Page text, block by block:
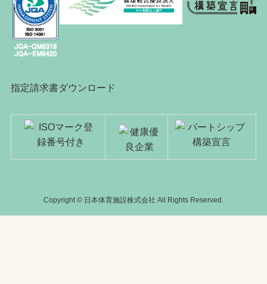
指定請求書ダウンロード
Copyright © 日本体育施設株式会社 All Rights Reserved.